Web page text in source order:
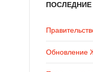
Обновление